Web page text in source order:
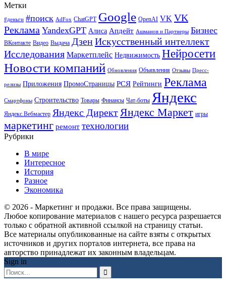
Метки
#деньги #поиск AdFox ChatGPT Google OpenAI VK VK
Реклама YandexGPT Алиса Апдейт Ашманов и Партнеры Бизнес
ВКонтакте Видео Выдача ДзенИскусственный интеллект
Исследования Маркетплейс Недвижимость Нейросети
Новости компаний Обновления Объявления Отзывы Пресс-
релизы Приложения ПромоСтраницы РСЯ Рейтинги Реклама
Смартфоны Строительство Товары Финансы Чат-боты Яндекс
Яндекс.Вебмастер Яндекс Директ Яндекс Маркет игры
маркетинг ремонт технологии
Рубрики
В мире
Интересное
История
Разное
Экономика
© 2026 - Маркетинг и продажи. Все права защищены.
Любое копирование материалов с нашего ресурса разрешается
только с обратной активной ссылкой на страницу статьи.
Все материалы опубликованные на сайте взяты с открытых
источников и других порталов интернета, все права на
авторство принадлежат их законным владельцам.
Sign in